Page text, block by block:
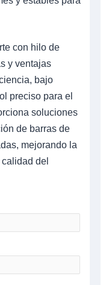
con hilo de
y ventajas
bajo
preciso para el
soluciones
de barras de
mejorando la
del